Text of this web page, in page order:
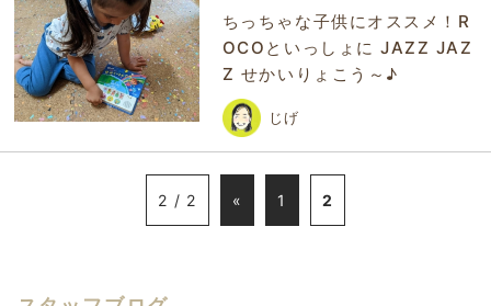
ちっちゃな子供にオススメ！R
OCOといっしょに JAZZ JAZ
Z せかいりょこう～♪
じげ
2 / 2 « 1 2